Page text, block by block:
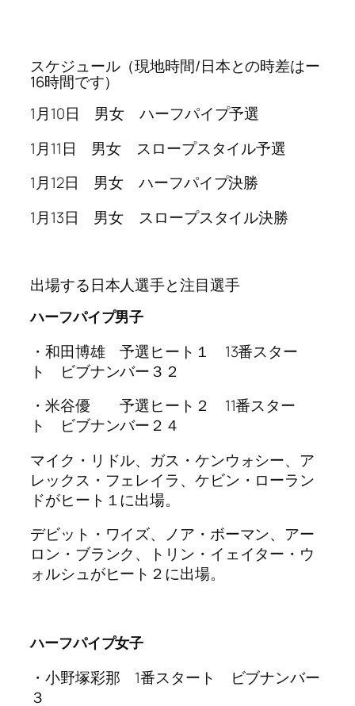
スケジュール（現地時間/日本との時差はー
16時間です）
1月10日 男女 ハーフパイプ予選
1月11日 男女 スロープスタイル予選
1月12日 男女 ハーフパイプ決勝
1月13日 男女 スロープスタイル決勝
出場する日本人選手と注目選手
ハーフパイプ男子
・和田博雄 予選ヒート１ 13番スター
ト ビブナンバー３２
・米谷優 予選ヒート２ 11番スター
ト ビブナンバー２４
マイク・リドル、ガス・ケンウォシー、ア
レックス・フェレイラ、ケビン・ローラン
ドがヒート１に出場。
デビット・ワイズ、ノア・ボーマン、アー
ロン・ブランク、トリン・イェイター・ウ
ォルシュがヒート２に出場。
ハーフパイプ女子
・小野塚彩那 1番スタート ビブナンバー
３